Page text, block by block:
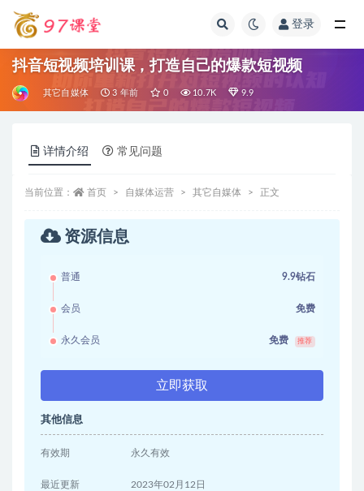
登录
抖音短视频培训课，打造自己的爆款短视频
其它自媒体 3 年前 0 10.7K 9.9
详情介绍 常见问题
当前位置： 首页 自媒体运营 其它自媒体 正文
资源信息
普通 9.9钻石
会员 免费
永久会员 免费 推荐
立即获取
其他信息
有效期 永久有效
最近更新 2023年02月12日